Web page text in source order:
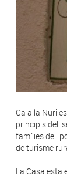
Ca a la Nuri
principis del
famílies del
de turisme
La Casa esta